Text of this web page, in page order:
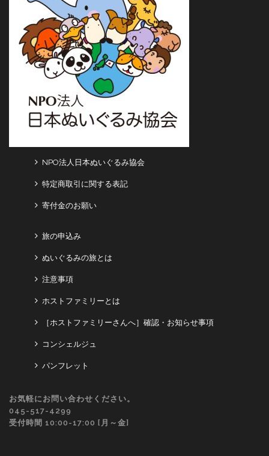
NPO法人日本ぬいぐるみ協会
特定商取引に関する表記
寄付金のお願い
旅の申込み
ぬいぐるみの旅とは
注意事項
ホストファミリーとは
［ホストファミリーさんへ］確認・お知らせ事項
コンシェルジュ
パンフレット
お気軽にお問い合わせください。
045-517-4299
受付時間 10:00-17:00 [月～金]